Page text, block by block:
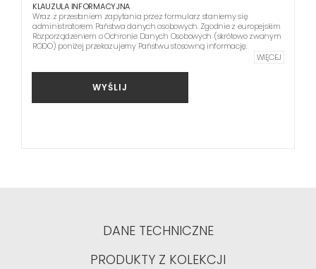
KLAUZULA INFORMACYJNA
Wraz z przesłaniem zapytania przez formularz staniemy się
administratorem Państwa danych osobowych. Zgodnie z europejskim
Rozporządzeniem o Ochronie Danych Osobowych (skrótowo zwanym
RODO) poniżej przekazujemy Państwu stosowną informację.
WIĘCEJ
WYŚLIJ
DANE TECHNICZNE
PRODUKTY Z KOLEKCJI